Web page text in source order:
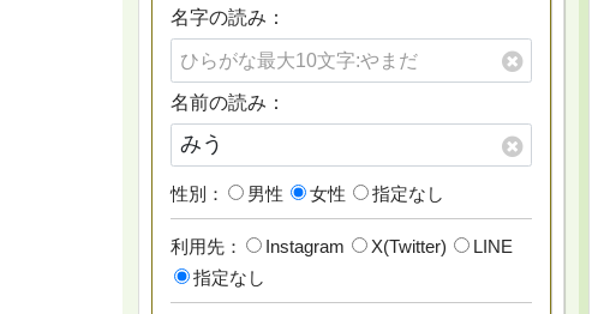
名字の読み：
名前の読み：
性別： 男性 女性 指定なし
利用先： Instagram X(Twitter)
LINE
指定なし